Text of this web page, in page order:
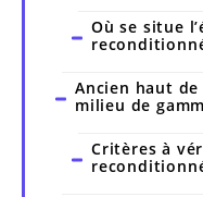
Où se situe
Ancien haut
milieu de
Critères à